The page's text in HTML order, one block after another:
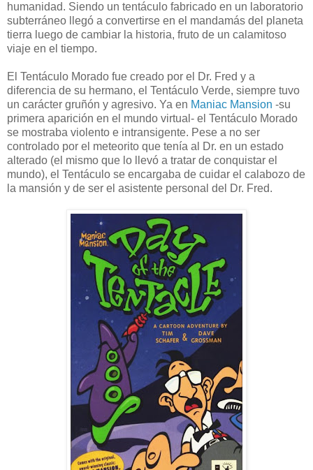
humanidad. Siendo un tentáculo fabricado en un laboratorio
subterráneo llegó a convertirse en el mandamás del planeta
tierra luego de cambiar la historia, fruto de un calamitoso
viaje en el tiempo.
El Tentáculo Morado fue creado por el Dr. Fred y a
diferencia de su hermano, el Tentáculo Verde, siempre tuvo
un carácter gruñón y agresivo. Ya en Maniac Mansion -su
primera aparición en el mundo virtual- el Tentáculo Morado
se mostraba violento e intransigente. Pese a no ser
controlado por el meteorito que tenía al Dr. en un estado
alterado (el mismo que lo llevó a tratar de conquistar el
mundo), el Tentáculo se encargaba de cuidar el calabozo de
la mansión y de ser el asistente personal del Dr. Fred.